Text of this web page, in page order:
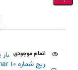
اتمام موجودی